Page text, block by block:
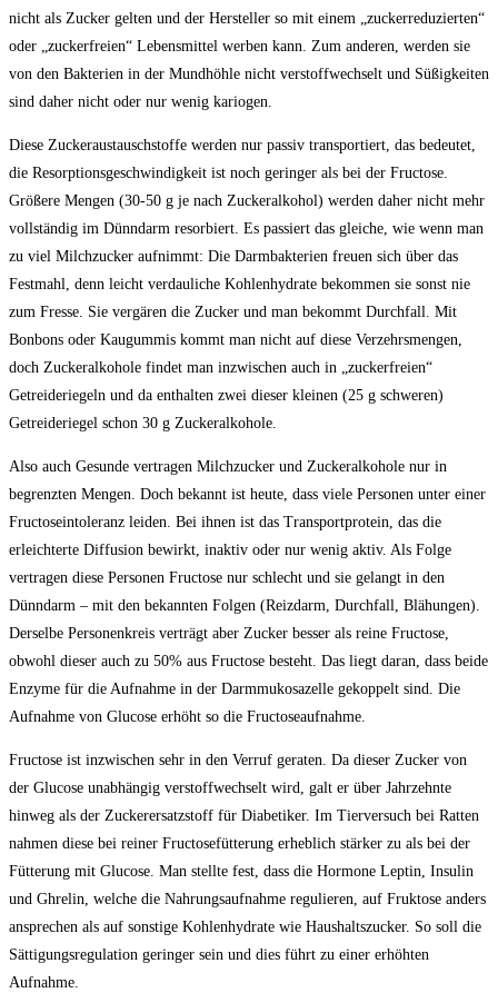
nicht als Zucker gelten und der Hersteller so mit einem „zuckerreduzierten“
oder „zuckerfreien“ Lebensmittel werben kann. Zum anderen, werden sie
von den Bakterien in der Mundhöhle nicht verstoffwechselt und Süßigkeiten
sind daher nicht oder nur wenig kariogen.
Diese Zuckeraustauschstoffe werden nur passiv transportiert, das bedeutet,
die Resorptionsgeschwindigkeit ist noch geringer als bei der Fructose.
Größere Mengen (30-50 g je nach Zuckeralkohol) werden daher nicht mehr
vollständig im Dünndarm resorbiert. Es passiert das gleiche, wie wenn man
zu viel Milchzucker aufnimmt: Die Darmbakterien freuen sich über das
Festmahl, denn leicht verdauliche Kohlenhydrate bekommen sie sonst nie
zum Fresse. Sie vergären die Zucker und man bekommt Durchfall. Mit
Bonbons oder Kaugummis kommt man nicht auf diese Verzehrsmengen,
doch Zuckeralkohole findet man inzwischen auch in „zuckerfreien“
Getreideriegeln und da enthalten zwei dieser kleinen (25 g schweren)
Getreideriegel schon 30 g Zuckeralkohole.
Also auch Gesunde vertragen Milchzucker und Zuckeralkohole nur in
begrenzten Mengen. Doch bekannt ist heute, dass viele Personen unter einer
Fructoseintoleranz leiden. Bei ihnen ist das Transportprotein, das die
erleichterte Diffusion bewirkt, inaktiv oder nur wenig aktiv. Als Folge
vertragen diese Personen Fructose nur schlecht und sie gelangt in den
Dünndarm – mit den bekannten Folgen (Reizdarm, Durchfall, Blähungen).
Derselbe Personenkreis verträgt aber Zucker besser als reine Fructose,
obwohl dieser auch zu 50% aus Fructose besteht. Das liegt daran, dass beide
Enzyme für die Aufnahme in der Darmmukosazelle gekoppelt sind. Die
Aufnahme von Glucose erhöht so die Fructoseaufnahme.
Fructose ist inzwischen sehr in den Verruf geraten. Da dieser Zucker von
der Glucose unabhängig verstoffwechselt wird, galt er über Jahrzehnte
hinweg als der Zuckerersatzstoff für Diabetiker. Im Tierversuch bei Ratten
nahmen diese bei reiner Fructosefütterung erheblich stärker zu als bei der
Fütterung mit Glucose. Man stellte fest, dass die Hormone Leptin, Insulin
und Ghrelin, welche die Nahrungsaufnahme regulieren, auf Fruktose anders
ansprechen als auf sonstige Kohlenhydrate wie Haushaltszucker. So soll die
Sättigungsregulation geringer sein und dies führt zu einer erhöhten
Aufnahme.